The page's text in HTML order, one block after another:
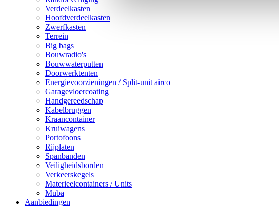
Verdeelkasten
Hoofdverdeelkasten
Zwerfkasten
Terrein
Big bags
Bouwradio's
Bouwwaterputten
Doorwerktenten
Energievoorzieningen / Split-unit airco
Garagevloercoating
Handgereedschap
Kabelbruggen
Kraancontainer
Kruiwagens
Portofoons
Rijplaten
Spanbanden
Veiligheidsborden
Verkeerskegels
Materieelcontainers / Units
Muba
Aanbiedingen